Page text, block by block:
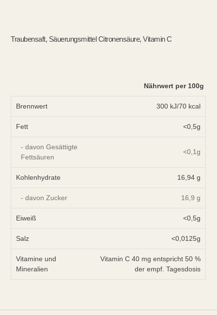
Traubensaft, Säuerungsmittel Citronensäure, Vitamin C
Nährwert per 100g
Brennwert 300 kJ/70 kcal
Fett <0,5g
- davon Gesättigte
Fettsäuren
<0,1g
Kohlenhydrate 16,94 g
- davon Zucker 16,9 g
Eiweiß <0,5g
Salz <0,0125g
Vitamine und
Mineralien
Vitamin C 40 mg entspricht 50 %
der empf. Tagesdosis